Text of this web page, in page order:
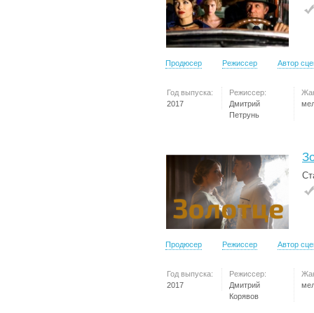
Продюсер Режиссер Автор
Год выпуска:
2017
Режиссер:
Дмитрий
Петрунь
Продюсер Режиссер Автор
Год выпуска:
2017
Режиссер:
Дмитрий
Корявов